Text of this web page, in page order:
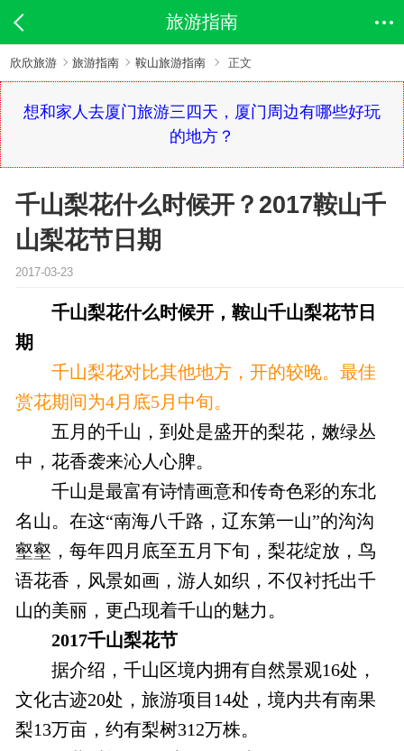
旅游指南
欣欣旅游 旅游指南 鞍山旅游指南 正文
想和家人去厦门旅游三四天，厦门周边有哪些好玩
的地方？
千山梨花什么时候开？2017鞍山千
山梨花节日期
2017-03-23
千山梨花什么时候开，鞍山千山梨花节日
期
千山梨花对比其他地方，开的较晚。最佳
赏花期间为4月底5月中旬。
五月的千山，到处是盛开的梨花，嫩绿丛
中，花香袭来沁人心脾。
千山是最富有诗情画意和传奇色彩的东北
名山。在这“南海八千路，辽东第一山”的沟沟
壑壑，每年四月底至五月下旬，梨花绽放，鸟
语花香，风景如画，游人如织，不仅衬托出千
山的美丽，更凸现着千山的魅力。
2017千山梨花节
据介绍，千山区境内拥有自然景观16处，
文化古迹20处，旅游项目14处，境内共有南果
梨13万亩，约有梨树312万株。